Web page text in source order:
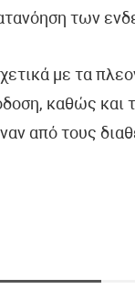
των
με τα
καθώς και
από τους